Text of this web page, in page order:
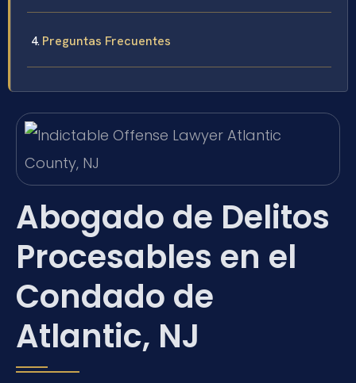
Preguntas Frecuentes
Abogado de Delitos
Procesables en el
Condado de
Atlantic, NJ